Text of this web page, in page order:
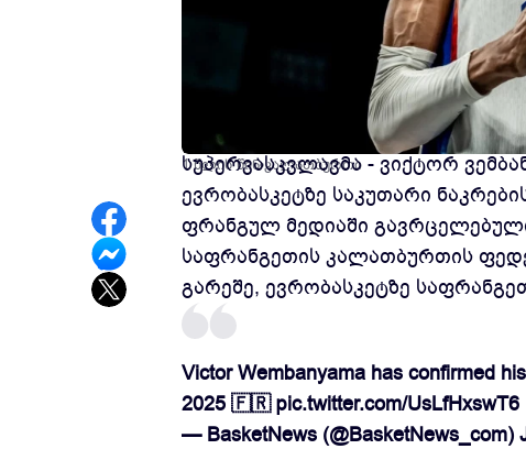
1 წლის წინ კალათბურთი
საფრანგეთის ეროვნული
სუპერვასკვლავმა - ვიქტორ
ევრობასკეტზე საკუთარი
ფრანგულ მედიაში
საფრანგეთის კალათბურთის
გარეშე, ევრობასკეტზე
Victor Wembanyama has confirmed
2025 🇫🇷pic.twitter.com/UsLfHxswT6
— BasketNews (@BasketNews_com)